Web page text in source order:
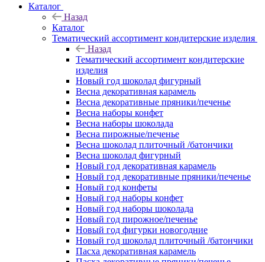
Каталог
Назад
Каталог
Тематический ассортимент кондитерские изделия
Назад
Тематический ассортимент кондитерские
изделия
Новый год шоколад фигурный
Весна декоративная карамель
Весна декоративные пряники/печенье
Весна наборы конфет
Весна наборы шоколада
Весна пирожные/печенье
Весна шоколад плиточный /батончики
Весна шоколад фигурный
Новый год декоративная карамель
Новый год декоративные пряники/печенье
Новый год конфеты
Новый год наборы конфет
Новый год наборы шоколада
Новый год пирожное/печенье
Новый год фигурки новогодние
Новый год шоколад плиточный /батончики
Пасха декоративная карамель